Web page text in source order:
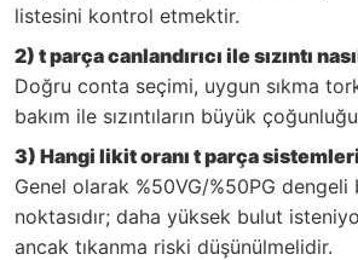
listesini kontrol etmektir.
2) t parça canlandırıcı ile sızıntı
Doğru conta seçimi, uygun sıkma
bakım ile sızıntıların büyük
3) Hangi likit oranı t parça
Genel olarak %50VG/%50PG dengeli
noktasıdır; daha yüksek bulut
ancak tıkanma riski düşünülmelidir.